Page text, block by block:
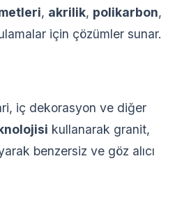
, akrilik, polikarbon,
için çözümler sunar.
iç dekorasyon ve diğer
kullanarak granit,
benzersiz ve göz alıcı